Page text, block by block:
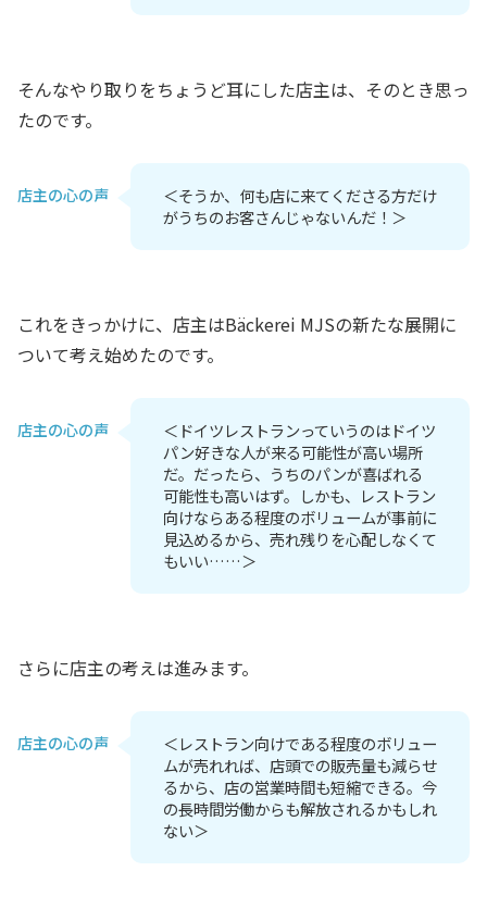
そんなやり取りをちょうど耳にした店主は、そのとき思っ
たのです。
店主の心の声
＜そうか、何も店に来てくださる方だけ
がうちのお客さんじゃないんだ！＞
これをきっかけに、店主はBäckerei MJSの新たな展開に
ついて考え始めたのです。
店主の心の声
＜ドイツレストランっていうのはドイツ
パン好きな人が来る可能性が高い場所
だ。だったら、うちのパンが喜ばれる
可能性も高いはず。しかも、レストラン
向けならある程度のボリュームが事前に
見込めるから、売れ残りを心配しなくて
もいい……＞
さらに店主の考えは進みます。
店主の心の声
＜レストラン向けである程度のボリュー
ムが売れれば、店頭での販売量も減らせ
るから、店の営業時間も短縮できる。今
の長時間労働からも解放されるかもしれ
ない＞